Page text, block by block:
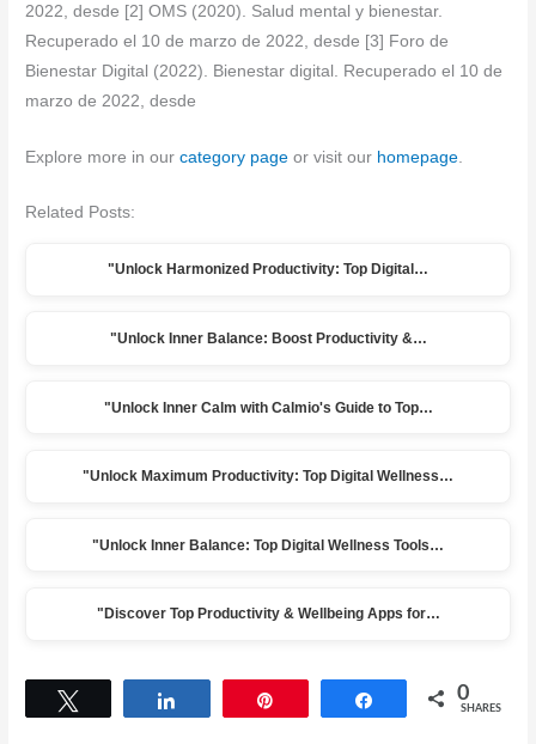
2022, desde [2] OMS (2020). Salud mental y bienestar.
Recuperado el 10 de marzo de 2022, desde [3] Foro de
Bienestar Digital (2022). Bienestar digital. Recuperado el 10 de
marzo de 2022, desde
Explore more in ourcategory page or visit our homepage
Related Posts:
"Unlock Harmonized Productivity: Top Digital…
"Unlock Inner Balance: Boost Productivity &…
"Unlock Inner Calm with Calmio's Guide to Top…
"Unlock Maximum Productivity: Top Digital Wellness…
"Unlock Inner Balance: Top Digital Wellness Tools…
"Discover Top Productivity & Wellbeing Apps for…
Share 0
SHARES